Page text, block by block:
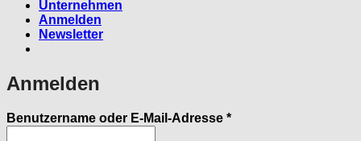
Unternehmen
Anmelden
Newsletter
Anmelden
Benutzername oder E-Mail-Adresse *Erforderlich